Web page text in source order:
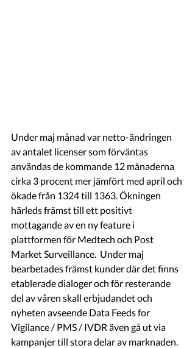
Under maj månad var netto-ändringen
av antalet licenser som förväntas
användas de kommande 12 månaderna
cirka 3 procent mer jämfört med april och
ökade från 1324 till 1363. Ökningen
härleds främst till ett positivt
mottagande av en ny feature i
plattformen för Medtech och Post
Market Surveillance.  Under maj
bearbetades främst kunder där det finns
etablerade dialoger och för resterande
del av våren skall erbjudandet och
nyheten avseende Data Feeds for
Vigilance / PMS / IVDR även gå ut via
kampanjer till stora delar av marknaden.